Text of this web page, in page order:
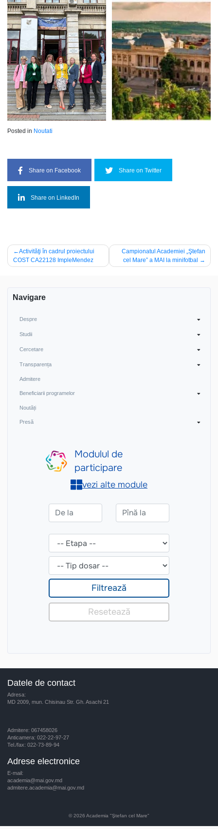
Posted in Noutati
Share on Facebook Share on Twitter
Share on LinkedIn
Navigare
în
Activităţi în cadrul proiectului
COST CA22128 ImpleMendez
Campionatul Academiei „Ştefan
cel Mare” a MAI la minifotbal
Navigare
Despre
Studii
Cercetare
Transparența
Admitere
Beneficiarii programelor
Noutăți
Presă
Datele de contact
Adresa:
MD 2009, mun. Chisinau Str. Gh. Asachi 21
Admitere: 067458026
Anticamera: 022-22-97-27
Tel./fax: 022-73-89-94
Adrese electronice
E-mail:
academia@mai.gov.md
admitere.academia@mai.gov.md
© 2026 Academia "Ştefan cel Mare"